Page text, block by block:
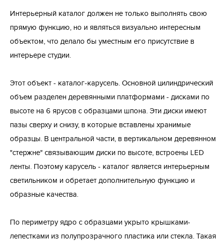
Интерьерный каталог должен не только выполнять свою
прямую функцию, но и являться визуально интересным
объектом, что делало бы уместным его присутствие в
интерьере студии.
Этот объект - каталог-карусель. Основной цилиндрический
объем разделен деревянными платформами - дисками по
высоте на 6 ярусов с образцами шпона. Эти диски имеют
пазы сверху и снизу, в которые вставлены хранимые
образцы. В центральной части, в вертикальном деревянном
"стержне" связывающим диски по высоте, встроены LED
ленты. Поэтому карусель - каталог является интерьерным
светильником и обретает дополнительную функцию и
образные качества.
По периметру ядро с образцами укрыто крышками-
лепестками из полупрозрачного пластика или стекла. Такая